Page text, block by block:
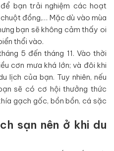
bạn trải nghiệm các hoạt
đồng,… Mặc dù vào mùa
bạn sẽ không cảm thấy oi
thổi vào.
5 đến tháng 11. Vào thời
cơn mưa khá lớn; và đôi khi
lịch của bạn. Tuy nhiên, nếu
sẽ có cơ hội thưởng thức
gạch gốc, bồn bồn, cá sặc
sạn nên ở khi du